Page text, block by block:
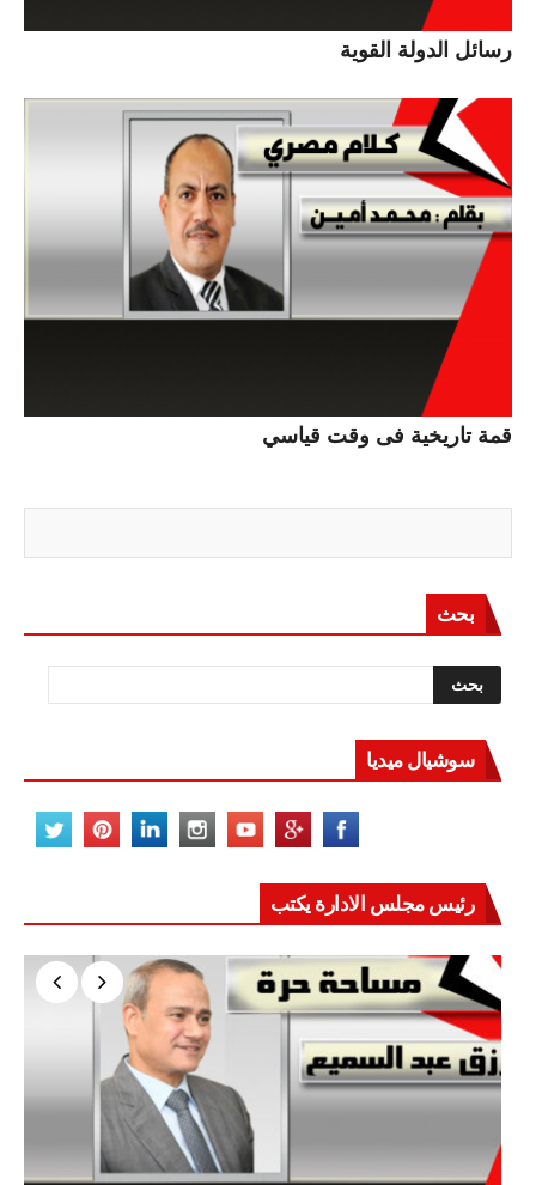
رسائل الدولة القوية
قمة تاريخية فى وقت قياسي
بحث
سوشيال ميديا
رئيس مجلس الادارة يكتب